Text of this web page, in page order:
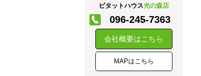
ピタットハウス光の森店
096-245-7363
会社概要はこちら
MAPはこちら